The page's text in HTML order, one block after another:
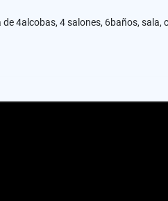
4alcobas, 4 salones, 6baños,